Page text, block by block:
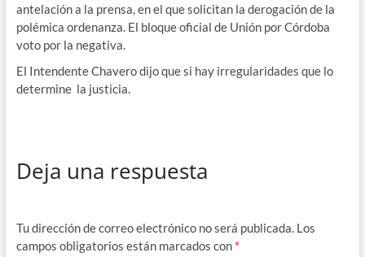
antelación a la prensa, en el que solicitan la derogación de la
polémica ordenanza. El bloque oficial de Unión por Córdoba
voto por la negativa.
El Intendente Chavero dijo que si hay irregularidades que lo
determine la justicia.
Deja una respuesta
Tu dirección de correo electrónico no será publicada. Los
campos obligatorios están marcados con *